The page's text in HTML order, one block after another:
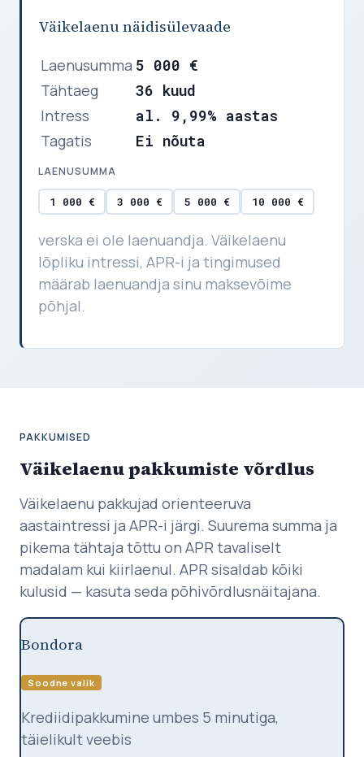
Väikelaenu näidisülevaade
Laenusumma 5 000 €
Tähtaeg
36 kuud
Intress
al. 9,99% aastas
Tagatis
Ei nõuta
LAENUSUMMA
1 000 € 3 000 € 5 000 € 10 000 €
verska ei ole laenuandja. Väikelaenu
lõpliku intressi, APR-i ja tingimused
määrab laenuandja sinu maksevõime
põhjal.
PAKKUMISED
Väikelaenu pakkumiste võrdlus
Väikelaenu pakkujad orienteeruva
aastaintressi ja APR-i järgi. Suurema summa ja
pikema tähtaja tõttu on APR tavaliselt
madalam kui kiirlaenul. APR sisaldab kõiki
kulusid — kasuta seda põhivõrdlusnäitajana.
Bondora
Soodne valik
Krediidipakkumine umbes 5 minutiga,
täielikult veebis